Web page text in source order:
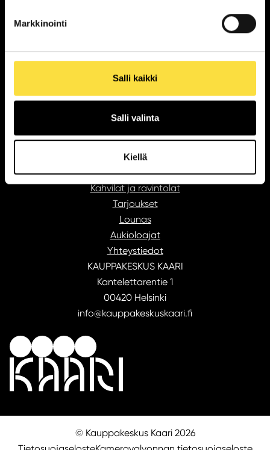
Markkinointi
Salli kaikki
Salli valinta
Kiellä
Katso aukioloajat
Tilaa uutiskirje
Liikkeet ja palvelut
Kahvilat ja ravintolat
Tarjoukset
Lounas
Aukioloajat
Yhteystiedot
KAUPPAKESKUS KAARI
Kantelettarentie 1
00420 Helsinki
info@kauppakeskuskaari.fi
© Kauppakeskus Kaari 2026